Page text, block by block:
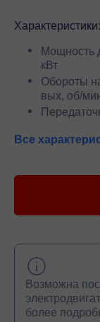
Характеристики:
Мощность
кВт
Обороты
вых, об/
Все
Возможна
более